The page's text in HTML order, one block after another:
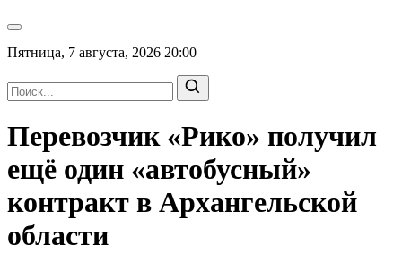
Пятница, 7 августа, 2026 20:00
Перевозчик «Рико» получил
ещё один «автобусный»
контракт в Архангельской
области